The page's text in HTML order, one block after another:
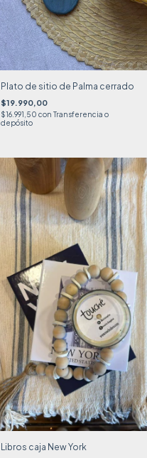
Plato de sitio de Palma cerrado
$19.990,00
$16.991,50 con Transferencia o
depósito
Libros caja New York